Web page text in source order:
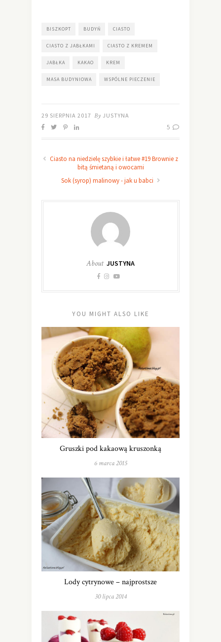
BISZKOPT BUDYŃ CIASTO
CIASTO Z JABŁKAMI CIASTO Z KREMEM
JABŁKA KAKAO KREM
MASA BUDYNIOWA WSPÓLNE PIECZENIE
29 SIERPNIA 2017 By JUSTYNA
5
Ciasto na niedzielę szybkie i łatwe #19 Brownie z
bitą śmietaną i owocami
Sok (syrop) malinowy - jak u babci
About JUSTYNA
YOU MIGHT ALSO LIKE
Gruszki pod kakaową kruszonką
6 marca 2015
Lody cytrynowe – najprostsze
30 lipca 2014